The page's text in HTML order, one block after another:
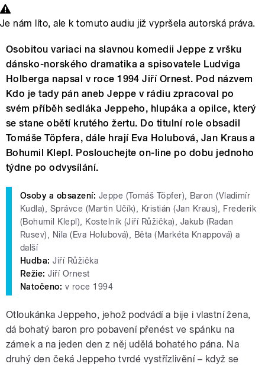
Je nám líto, ale k tomuto audiu již vypršela autorská práva.
Osobitou variaci na slavnou komedii Jeppe z vršku
dánsko-norského dramatika a spisovatele Ludviga
Holberga napsal v roce 1994 Jiří Ornest. Pod názvem
Kdo je tady pán aneb Jeppe v rádiu zpracoval po
svém příběh sedláka Jeppeho, hlupáka a opilce, který
se stane obětí krutého žertu. Do titulní role obsadil
Tomáše Töpfera, dále hrají Eva Holubová, Jan Kraus a
Bohumil Klepl. Poslouchejte on-line po dobu jednoho
týdne po odvysílání.
Osoby a obsazení: Jeppe (Tomáš Töpfer), Baron (Vladimír
Kudla), Správce (Martin Učík), Kristián (Jan Kraus), Frederik
(Bohumil Klepl), Kostelník (Jiří Růžička), Jakub (Radan
Rusev), Nila (Eva Holubová), Běta (Markéta Knappová) a
další
Hudba: Jiří Růžička
Režie: Jiří Ornest
Natočeno: v roce 1994
Otloukánka Jeppeho, jehož podvádí a bije i vlastní žena,
dá bohatý baron pro pobavení přenést ve spánku na
zámek a na jeden den z něj udělá bohatého pána. Na
druhý den čeká Jeppeho tvrdé vystřízlivění – když se